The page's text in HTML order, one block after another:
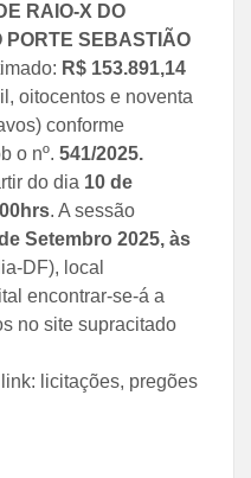
RAIO-X DO
PORTE SEBASTIÃO
R$ 153.891,14
oitocentos e noventa
conforme
o nº. 541/2025.
do dia 10 de
hrs. A sessão
Setembro 2025, às
DF), local
encontrar-se-á a
no site supracitado
link: licitações, pregões